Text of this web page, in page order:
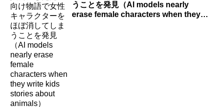
うことを発見（AI models nearly
erase female characters when they